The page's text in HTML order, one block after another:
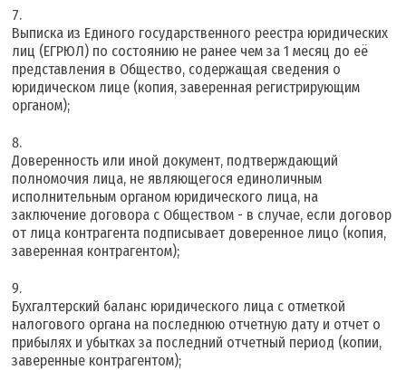
Выписка из Единого государственного реестра юридических
лиц (ЕГРЮЛ) по состоянию не ранее чем за 1 месяц до её
представления в Общество, содержащая сведения о
юридическом лице (копия, заверенная регистрирующим
органом);
Доверенность или иной документ, подтверждающий
полномочия лица, не являющегося единоличным
исполнительным органом юридического лица, на
заключение договора с Обществом - в случае, если договор
от лица контрагента подписывает доверенное лицо (копия,
заверенная контрагентом);
Бухгалтерский баланс юридического лица с отметкой
налогового органа на последнюю отчетную дату и отчет о
прибылях и убытках за последний отчетный период (копии,
заверенные контрагентом);